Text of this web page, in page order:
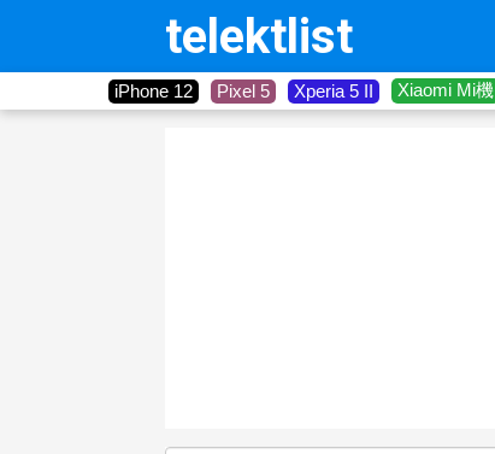
telektlist
iPhone 12 Pixel 5 Xperia 5 II Xiaomi Mi機